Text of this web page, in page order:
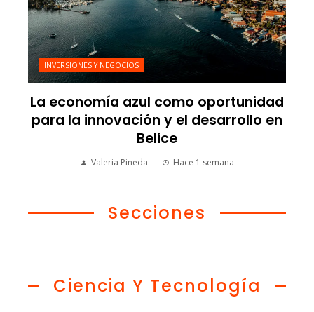
INVERSIONES Y NEGOCIOS
La economía azul como oportunidad
para la innovación y el desarrollo en
Belice
Valeria Pineda Hace 1 semana
Secciones
Ciencia Y Tecnología